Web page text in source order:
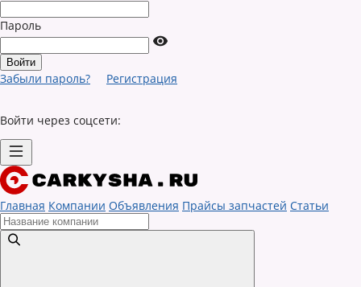
Пароль
Забыли пароль? Регистрация
Войти через соцсети:
Главная Компании Объявления Прайсы запчастей Статьи